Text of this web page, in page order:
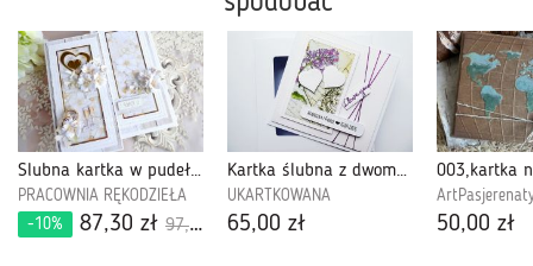
Ślubna kartka w pudełku 1042
PRACOWNIA RĘKODZIEŁA
-10%
87,30 zł 97,00 zł
Kartka ślubna z dwoma sercami retro handmade
UKARTKOWANA
65,00 zł 50,00 zł